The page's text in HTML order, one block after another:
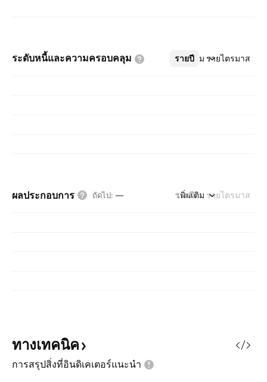
ระดับหนี้และความครอบคลุม รายปี รายไตรมาส
เพิ่มเติม
ผลประกอบการ ถัดไป: — รายปี รายไตรมาส
เพิ่มเติม
ทางเทคนิค
การสรุปสิ่งที่อินดิเคเตอร์แนะนำ